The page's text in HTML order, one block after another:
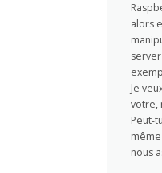
alors
Je
votre,
Peut-
nous